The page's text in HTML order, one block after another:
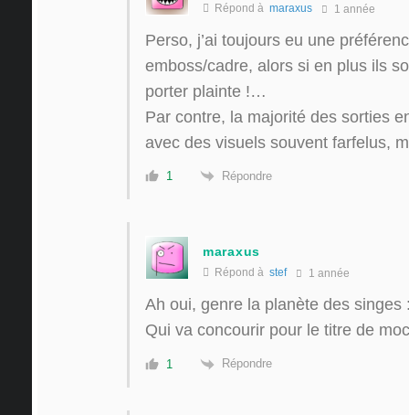
Répond à maraxus 1 année
Perso, j’ai toujours eu une
emboss/cadre, alors si en plus ils
porter plainte !…
Par contre, la majorité des sorties
avec des visuels souvent farfelus,
1 Répondre
maraxus
Répond à stef 1 année
Ah oui, genre la planète des
Qui va concourir pour le titre de
1 Répondre